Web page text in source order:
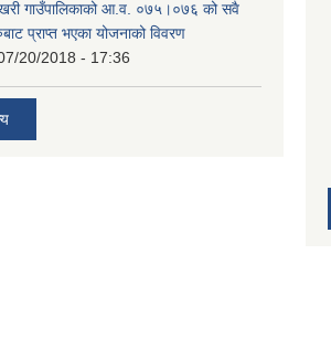
गाउँपालिकाको आ.व. ०७५।०७६ को सवै
प्राप्त भएका योजनाको विवरण
20/2018 - 17:36